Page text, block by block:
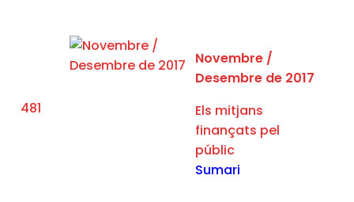
481
Novembre /​
Desembre de 2017
Els mitjans
finançats pel
públic
Sumari